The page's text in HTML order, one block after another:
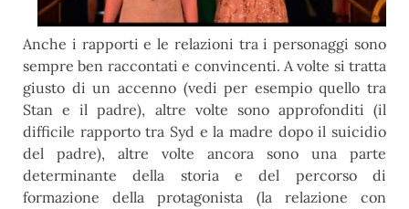
Anche i rapporti e le relazioni tra i personaggi sono
sempre ben raccontati e convincenti. A volte si tratta
giusto di un accenno (vedi per esempio quello tra
Stan e il padre), altre volte sono approfonditi (il
difficile rapporto tra Syd e la madre dopo il suicidio
del padre), altre volte ancora sono una parte
determinante della storia e del percorso di
formazione della protagonista (la relazione con